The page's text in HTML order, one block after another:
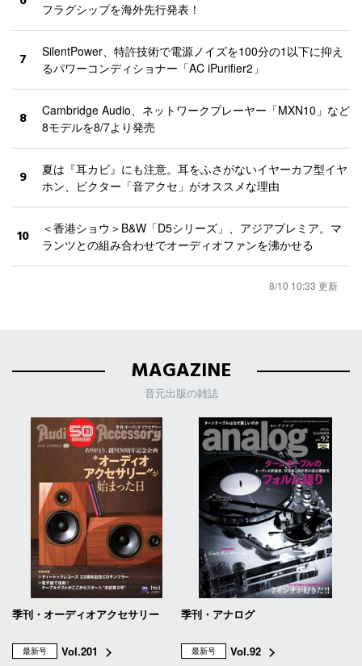
フラグシップを海外先行発表！
7
SilentPower、特許技術で電源ノイズを100分の1以下に抑え
るパワーコンディショナー「AC iPurifier2」
8
Cambridge Audio、ネットワークプレーヤー「MXN10」など
8モデルを8/7より発売
9
夏は『耳カビ』にも注意。耳をふさがないイヤーカフ型イヤ
ホン、ビクター「音アクセ」がオススメな理由
10
＜香港ショウ＞B&W「D5シリーズ」、アジアプレミア。マ
ランツとの組み合わせでオーディオファンを沸かせる
8/10 10:33 更新
MAGAZINE
音元出版の雑誌
季刊・オーディオアクセサリー
最新号
Vol.201
季刊・アナログ
最新号
Vol.92